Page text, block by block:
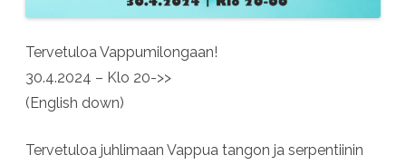
Tervetuloa Vappumilongaan!
30.4.2024 – Klo 20->>
(English down)
Tervetuloa juhlimaan Vappua tangon ja serpentiinin